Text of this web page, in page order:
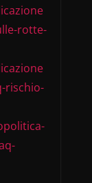
rotte-
rischio-